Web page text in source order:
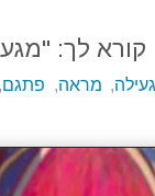
קורא לך:
, מראה, פתגם,